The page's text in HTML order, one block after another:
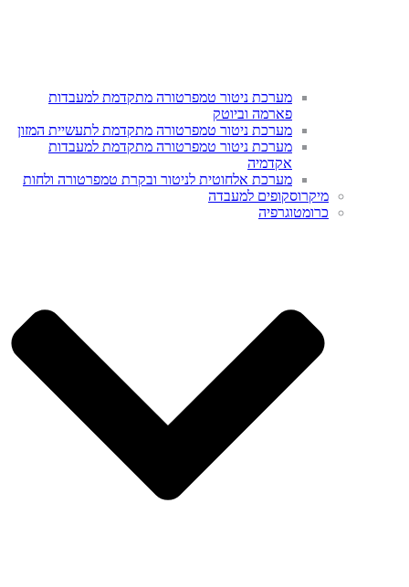
מערכת ניטור טמפרטורה מתקדמת למעבדות
פארמה וביוטק
מערכת ניטור טמפרטורה מתקדמת לתעשיית המזון
מערכת ניטור טמפרטורה מתקדמת למעבדות
אקדמיה
מערכת אלחוטית לניטור ובקרת טמפרטורה ולחות
מיקרוסקופים למעבדה
כרומטוגרפיה